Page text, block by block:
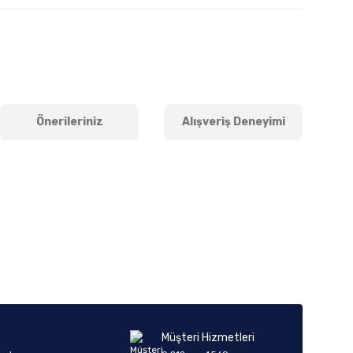
Önerileriniz Alışveriş Deneyimi
Müşteri Hizmetleri